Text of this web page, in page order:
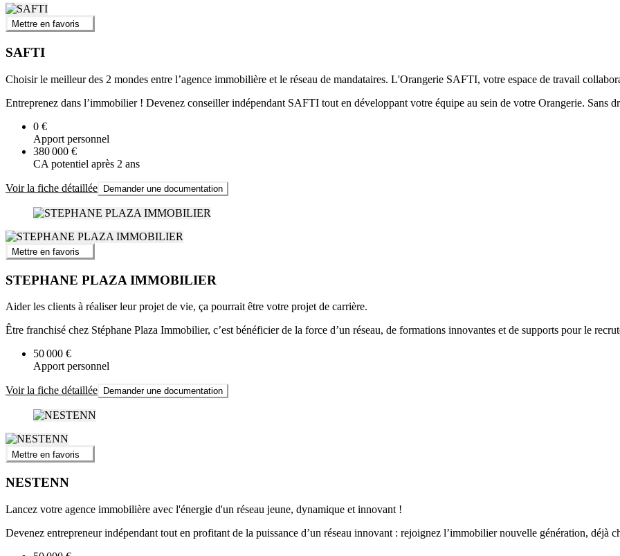
Mettre en favoris
SAFTI
Choisir le meilleur des 2 mondes entre l’agence immobilière et le réseau de mandataires. L'Orangerie SAFTI, votre espace de travail
Entreprenez dans l’immobilier ! Devenez conseiller indépendant SAFTI tout en développant votre équipe au sein de votre Orangerie. Sans
0 €
Apport personnel
380 000 €
CA potentiel après 2 ans
Voir la fiche détaillée Demander une documentation
Mettre en favoris
STEPHANE PLAZA IMMOBILIER
Aider les clients à réaliser leur projet de vie, ça pourrait être votre projet de carrière.
Être franchisé chez Stéphane Plaza Immobilier, c’est bénéficier de la force d’un réseau, de formations innovantes et de supports pour le
50 000 €
Apport personnel
Voir la fiche détaillée Demander une documentation
Mettre en favoris
NESTENN
Lancez votre agence immobilière avec l'énergie d'un réseau jeune, dynamique et innovant !
Devenez entrepreneur indépendant tout en profitant de la puissance d’un réseau innovant : rejoignez l’immobilier nouvelle génération, déjà